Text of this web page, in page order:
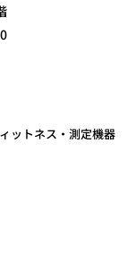
ットネス・測定機器